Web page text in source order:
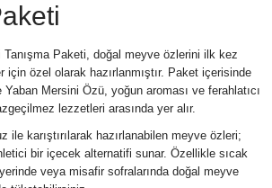
Paketi, doğal meyve özlerini ilk kez
için özel olarak hazırlanmıştır. Paket içerisinde
Mersini Özü, yoğun aroması ve ferahlatıcı
lezzetleri arasında yer alır.
ile karıştırılarak hazırlanabilen meyve özleri;
bir içecek alternatifi sunar. Özellikle sıcak
veya misafir sofralarında doğal meyve